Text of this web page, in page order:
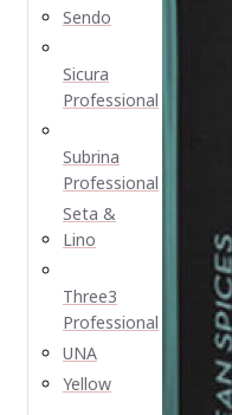
Sendo
Sicura
Professional
Subrina
Professional
Seta &
Lino
Three3
Professional
UNA
Yellow